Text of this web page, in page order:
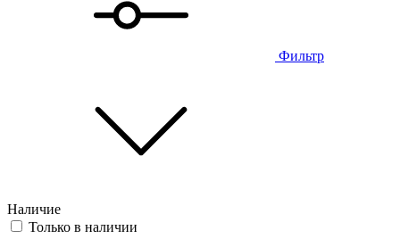
Фильтр
Наличие
Только в наличии